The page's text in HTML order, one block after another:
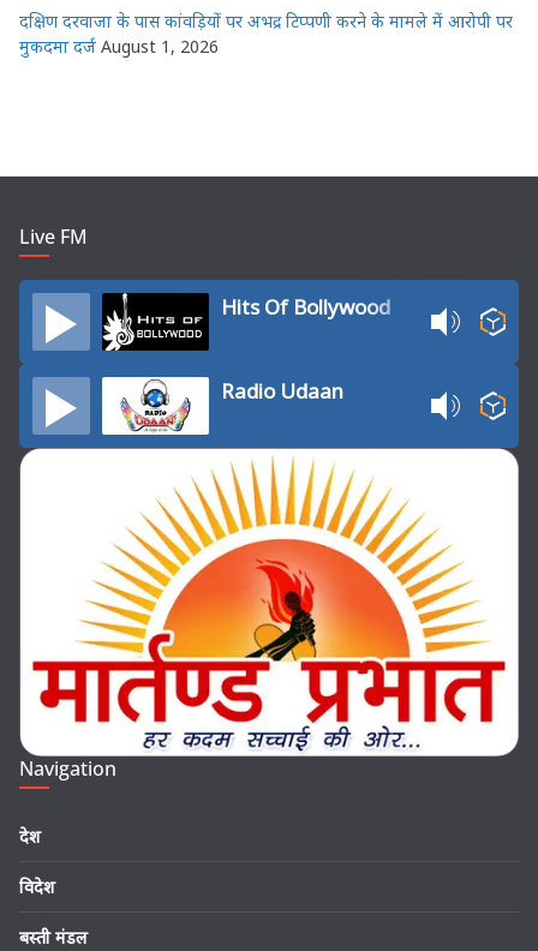
दक्षिण दरवाजा के पास कांवड़ियों पर अभद्र टिप्पणी करने के मामले में आरोपी पर
मुकदमा दर्ज August 1, 2026
Live FM
Hits Of Bollywood
Radio Udaan
Navigation
देश
विदेश
बस्ती मंडल